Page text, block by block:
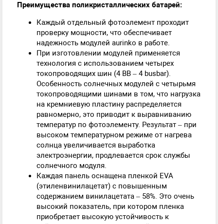
Преимущества поликристаллических батарей:
Каждый отдельный фотоэлемент проходит
проверку мощности, что обеспечивает
надежность модулей aurinko в работе.
При изготовлении модулей применяется
технология с использованием четырех
токопроводящих шин (4 BB – 4 busbar).
Особенность солнечных модулей с четырьмя
токопроводящими шинами в том, что нагрузка
на кремниевую пластину распределяется
равномерно, это приводит к выравниванию
температур по фотоэлементу. Результат – при
высоком температурном режиме от нагрева
солнца увеличивается выработка
электроэнергии, продлевается срок службы
солнечного модуля.
Каждая панель оснащена пленкой EVA
(этиленвинилацетат) с повышенным
содержанием винилацетата – 58%. Это очень
высокий показатель, при котором пленка
приобретает высокую устойчивость к